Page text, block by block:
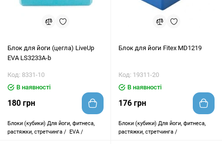
Блок для йоги (цегла) LiveUp
EVA LS3233A-b
Код: 8331-10
В наявності
180 грн
Блоки (кубики) Для йоги, фитнеса,
растяжки, стретчинга / EVA /
Блок для йоги Fitex MD1219
Код: 19311-20
В наявності
176 грн
Блоки (кубики) Для йоги, фитнеса,
растяжки, стретчинга /